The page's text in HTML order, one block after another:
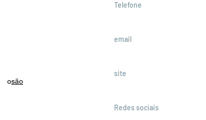
osão
Telefone
email
site
Redes sociais